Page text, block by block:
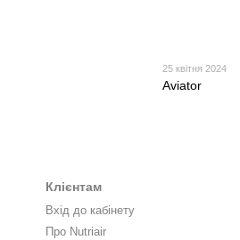
25 квітня 2024
Aviator
Клієнтам
Вхід до кабінету
Про Nutriair